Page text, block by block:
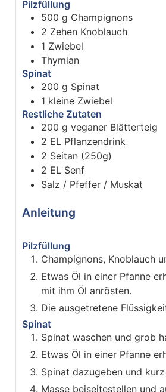
Pilzfüllung
500 g Champignons
2 Zehen Knoblauch
1 Zwiebel
Thymian
Spinat
200 g Spinat
1 kleine Zwiebel
Restliche Zutaten
200 g veganer Blätterteig
2 EL Pflanzendrink
2 Seitan (250g)
2 EL Senf
Salz / Pfeffer / Muskat
Anleitung
Pilzfüllung
Champignons, Knoblauch
Etwas Öl in einer Pfanne
mit ihm Öl anrösten.
Die ausgetretene
Spinat
Spinat waschen und grob
Etwas Öl in einer Pfanne
Spinat dazugeben und
Masse beiseitestellen und